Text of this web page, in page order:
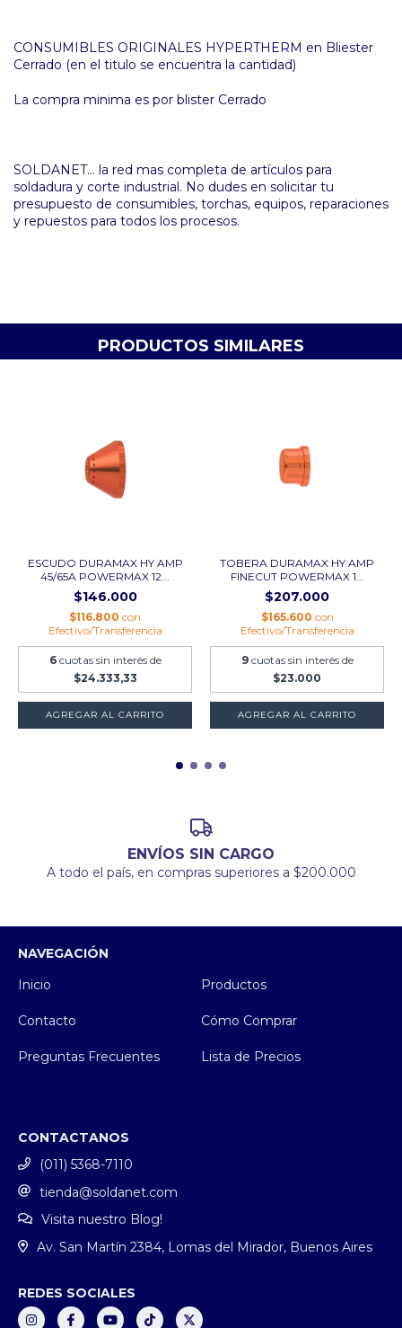
CONSUMIBLES ORIGINALES HYPERTHERM en Bliester
Cerrado (en el titulo se encuentra la cantidad)
La compra minima es por blister Cerrado
SOLDANET... la red mas completa de artículos para
soldadura y corte industrial. No dudes en solicitar tu
presupuesto de consumibles, torchas, equipos, reparaciones
y repuestos para todos los procesos.
PRODUCTOS SIMILARES
ESCUDO DURAMAX HY AMP
45/65A POWERMAX 12...
$146.000
$116.800 con
Efectivo/Transferencia
6 cuotas sin interés de
$24.333,33
TOBERA DURAMAX HY AMP
FINECUT POWERMAX 1...
$207.000
$165.600 con
Efectivo/Transferencia
9 cuotas sin interés de
$23.000
ENVÍOS SIN CARGO
A todo el país, en compras superiores a $200.000
NAVEGACIÓN
Inicio
Productos
Contacto Cómo Comprar
Preguntas Frecuentes Lista de Precios
CONTACTANOS
(011) 5368-7110
tienda@soldanet.com
Visita nuestro Blog!
Av. San Martín 2384, Lomas del Mirador, Buenos Aires
REDES SOCIALES